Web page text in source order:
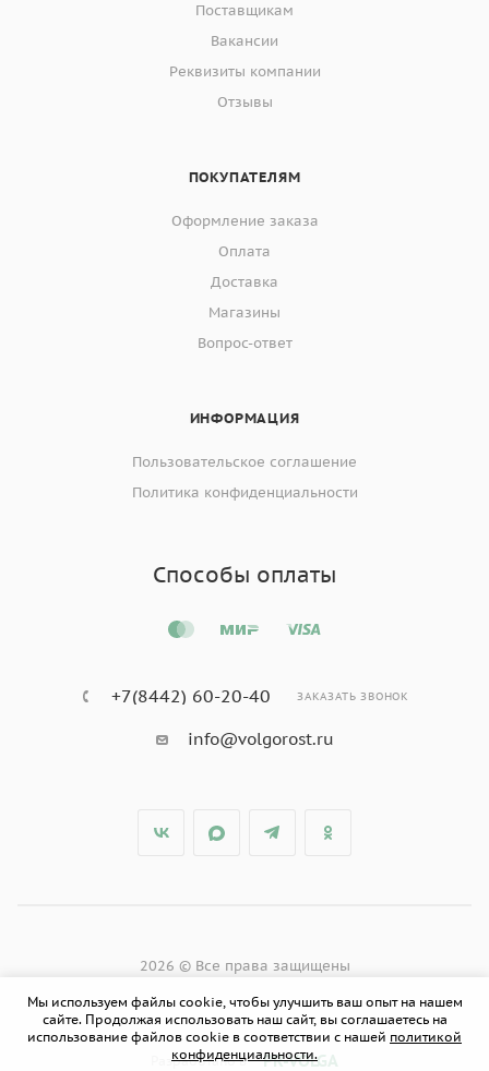
Поставщикам
Вакансии
Реквизиты компании
Отзывы
ПОКУПАТЕЛЯМ
Оформление заказа
Оплата
Доставка
Магазины
Вопрос-ответ
ИНФОРМАЦИЯ
Пользовательское соглашение
Политика конфиденциальности
Способы оплаты
+7(8442) 60-20-40 ЗАКАЗАТЬ ЗВОНОК
info@volgorost.ru
2026 © Все права защищены
Разработано в PR-VOLGA
Мы используем файлы cookie, чтобы улучшить ваш опыт на нашем
сайте. Продолжая использовать наш сайт, вы соглашаетесь на
использование файлов cookie в соответствии с нашей политикой
конфиденциальности.